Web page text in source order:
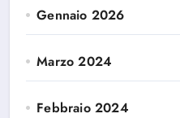
Gennaio 2026
Marzo 2024
Febbraio 2024